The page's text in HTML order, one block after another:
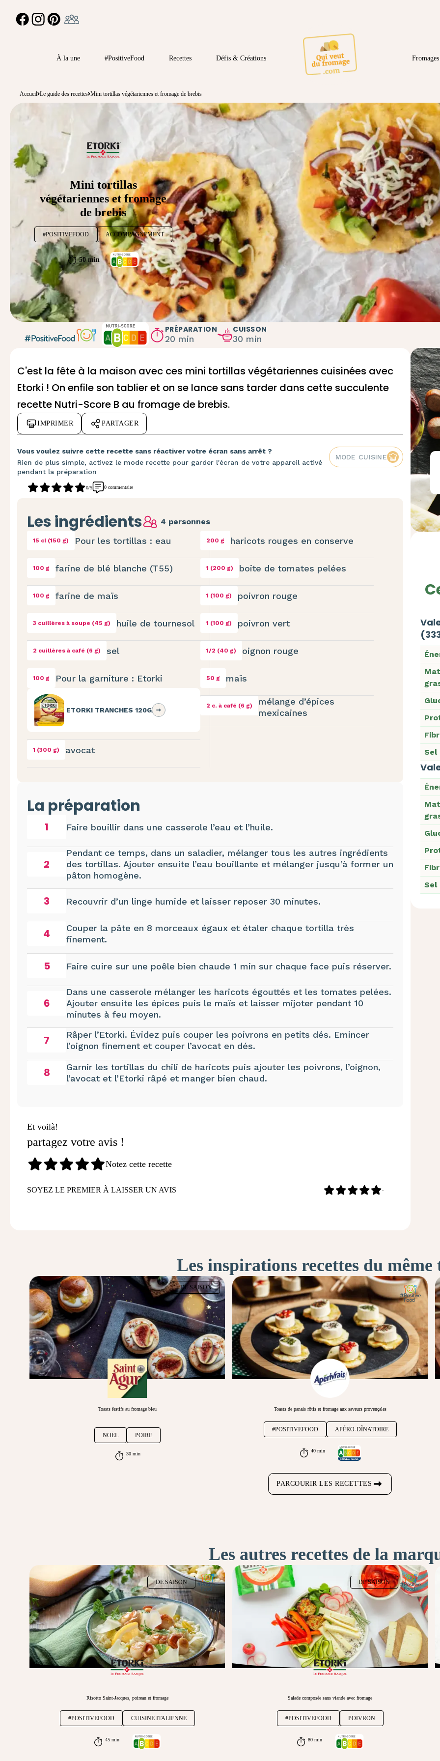
FACEBOOKINSTAGRAMPINTEREST
À la une #PositiveFood Recettes Défis & Créations
Accueil Le guide des recettes Mini tortillas végétariennes et fromage de brebis
Mini tortillas
végétariennes et fromage
de brebis
#POSITIVEFOOD ACCOMPAGNEMENT
50 min
PRÉPARATION
20 min
CUISSON
30 min
C'est la fête à la maison avec ces mini tortillas végétariennes cuisinées avec
Etorki ! On enfile son tablier et on se lance sans tarder dans cette succulente
recette Nutri-Score B au fromage de brebis.
IMPRIMER PARTAGER
Vous voulez suivre cette recette sans réactiver votre écran sans arrêt ?
Rien de plus simple, activez le mode recette pour garder l'écran de votre appareil activé
pendant la préparation
MODE CUISINE
0/5 0 commentaire
Les ingrédients 4 personnes
15 cl (150 g) Pour les tortillas : eau
100 g farine de blé blanche (T55)
100 g farine de maïs
3 cuillères à soupe (45 g) huile de tournesol
2 cuillères à café (6 g) sel
100 g Pour la garniture : Etorki
ETORKI TRANCHES 120G
1 (300 g) avocat
200 g haricots rouges en conserve
1 (200 g) boite de tomates pelées
1 (100 g) poivron rouge
1 (100 g) poivron vert
1/2 (40 g) oignon rouge
50 g maïs
2 c. à café (6 g)
mélange d’épices
mexicaines
La préparation
1 Faire bouillir dans une casserole l’eau et l’huile.
2
Pendant ce temps, dans un saladier, mélanger tous les autres ingrédients
des tortillas. Ajouter ensuite l’eau bouillante et mélanger jusqu’à former un
pâton homogène.
3 Recouvrir d’un linge humide et laisser reposer 30 minutes.
4
Couper la pâte en 8 morceaux égaux et étaler chaque tortilla très
finement.
5 Faire cuire sur une poêle bien chaude 1 min sur chaque face puis réserver.
6
Dans une casserole mélanger les haricots égouttés et les tomates pelées.
Ajouter ensuite les épices puis le maïs et laisser mijoter pendant 10
minutes à feu moyen.
7
Râper l’Etorki. Évidez puis couper les poivrons en petits dés. Emincer
l’oignon finement et couper l’avocat en dés.
8
Garnir les tortillas du chili de haricots puis ajouter les poivrons, l’oignon,
l’avocat et l’Etorki râpé et manger bien chaud.
Et voilà!
partagez votre avis !
Notez cette recette
SOYEZ LE PREMIER À LAISSER UN AVIS -
Sel
Sel
Les inspirations recettes du même
DE SAISON
Toasts festifs au fromage bleu
NOËL POIRE
30 min
Toasts de panais rôtis et fromage aux saveurs provençales
#POSITIVEFOOD APÉRO-DÎNATOIRE
40 min
PARCOURIR LES RECETTES
Les autres recettes de la
DE SAISON
Risotto Saint-Jacques, poireau et fromage
#POSITIVEFOOD CUISINE ITALIENNE
45 min
DE SAISON
Salade composée sans viande avec fromage
#POSITIVEFOOD POIVRON
80 min